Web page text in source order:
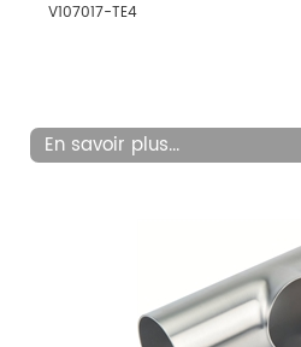
V107017-TE4
En savoir plus...